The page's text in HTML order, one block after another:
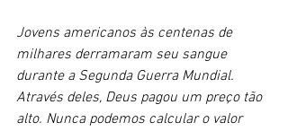
Jovens americanos às centenas de
milhares derramaram seu sangue
durante a Segunda Guerra Mundial.
Através deles, Deus pagou um preço tão
alto. Nunca podemos calcular o valor